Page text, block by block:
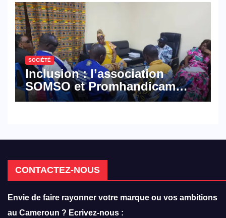
SOCIÉTÉ
Inclusion : l’association
SOMSO et Promhandicam
militent en faveur d’une
CONTACTEZ-NOUS
Envie de faire rayonner votre marque ou vos ambitions
au Cameroun ? Ecrivez-nous :